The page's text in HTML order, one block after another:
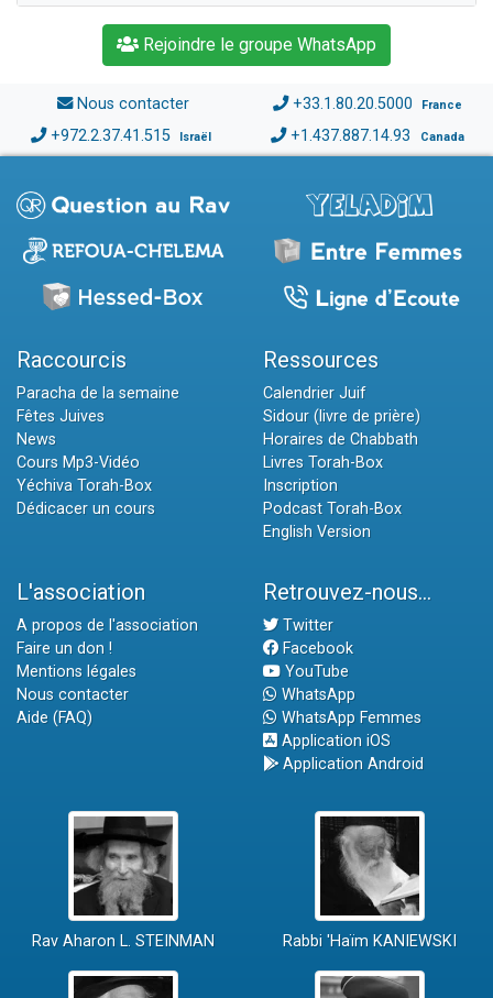
Rejoindre le groupe WhatsApp
Nous contacter +33.1.80.20.5000 France
+972.2.37.41.515 Israël +1.437.887.14.93 Canada
Raccourcis
Paracha de la semaine
Fêtes Juives
News
Cours Mp3-Vidéo
Yéchiva Torah-Box
Dédicacer un cours
Ressources
Calendrier Juif
Sidour (livre de prière)
Horaires de Chabbath
Livres Torah-Box
Inscription
Podcast Torah-Box
English Version
L'association
A propos de l'association
Faire un don !
Mentions légales
Nous contacter
Aide (FAQ)
Retrouvez-nous...
Twitter
Facebook
YouTube
WhatsApp
WhatsApp Femmes
Application iOS
Application Android
Rav Aharon L. STEINMAN Rabbi 'Haïm KANIEWSKI